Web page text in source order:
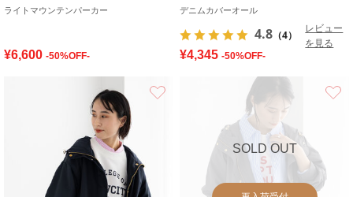
ライトマウンテンパーカー
¥6,600 -50%OFF-
デニムカバーオール
4.8 （4）
レビュー
を見る
¥4,345 -50%OFF-
SOLD OUT